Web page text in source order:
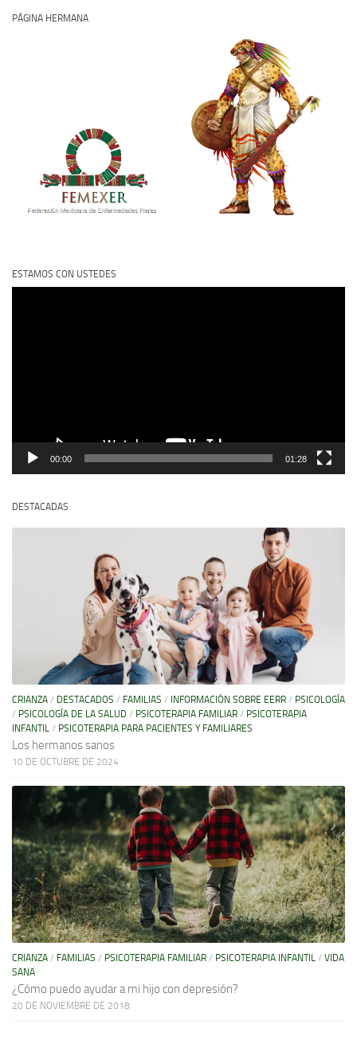
PÁGINA HERMANA
ESTAMOS CON USTEDES
00:00 01:28
DESTACADAS
CRIANZA / DESTACADOS / FAMILIAS / INFORMACIÓN SOBRE EERR / PSICOLOGÍA
/ PSICOLOGÍA DE LA SALUD / PSICOTERAPIA FAMILIAR / PSICOTERAPIA
INFANTIL / PSICOTERAPIA PARA PACIENTES Y FAMILIARES
Los hermanos sanos
10 DE OCTUBRE DE 2024
CRIANZA / FAMILIAS / PSICOTERAPIA FAMILIAR / PSICOTERAPIA INFANTIL / VIDA
SANA
¿Cómo puedo ayudar a mi hijo con depresión?
20 DE NOVIEMBRE DE 2018